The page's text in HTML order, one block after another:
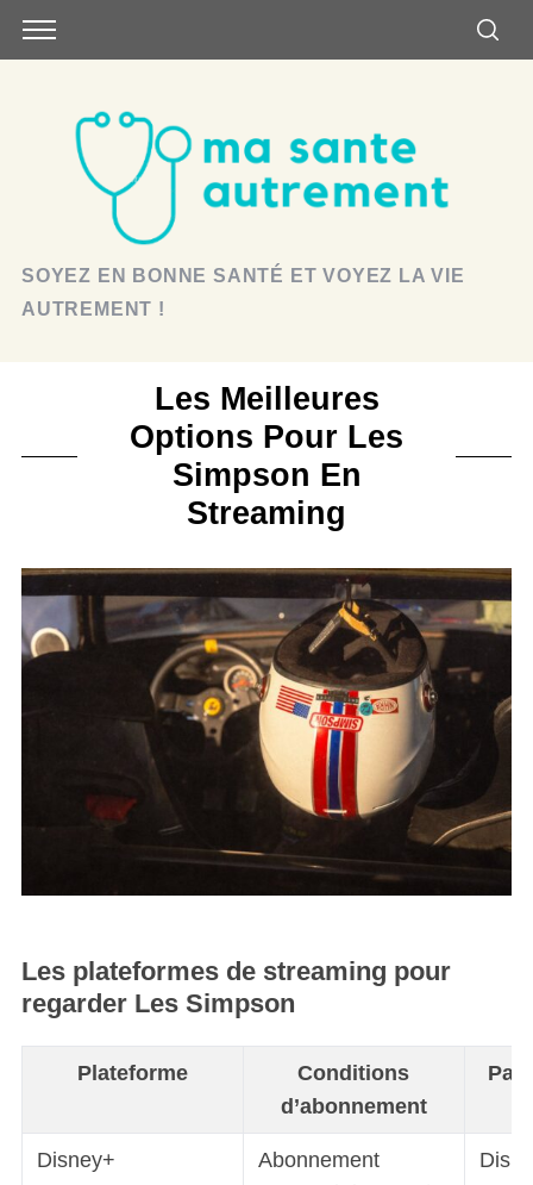
SOYEZ EN BONNE SANTÉ ET VOYEZ LA VIE
AUTREMENT !
Les Meilleures
Options Pour Les
Simpson En
Streaming
Les plateformes de streaming pour
regarder Les Simpson
Plateforme
Conditions
d’abonnement
Disney+
Abonnement